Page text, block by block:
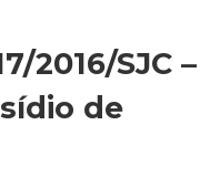
2016/SJC –
de